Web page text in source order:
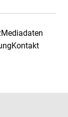
Mediadaten
Kontakt